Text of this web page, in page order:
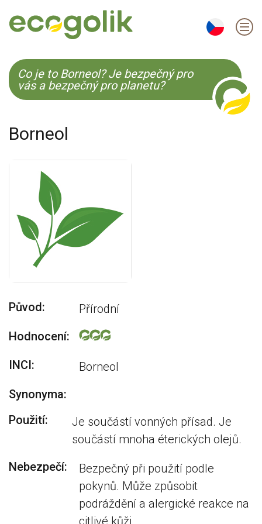
EN ES CS KO
Co je to Borneol? Je bezpečný pro
vás a bezpečný pro planetu?
Borneol
Původ:
Přírodní
Hodnocení:
INCI:
Borneol
Synonyma:
Použití:
Je součástí vonných přísad. Je
součástí mnoha éterických olejů.
Nebezpečí:
Bezpečný při použití podle
pokynů. Může způsobit
podráždění a alergické reakce na
citlivé kůži.